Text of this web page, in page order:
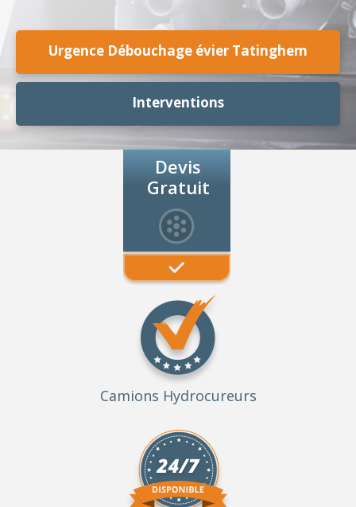
Urgence Débouchage évier Tatinghem
Interventions
Devis
Gratuit
Camions Hydrocureurs